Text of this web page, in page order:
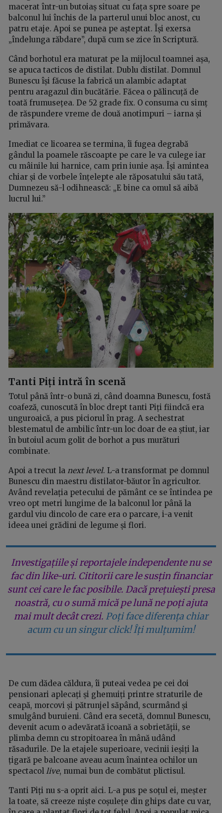
macerat într-un butoiaș situat cu fața spre soare pe
balconul lui închis de la parterul unui bloc anost, cu
patru etaje. Apoi se punea pe așteptat. Își exersa
„îndelunga răbdare”, după cum se zice în Scriptură.
Când borhotul era maturat pe la mijlocul toamnei așa,
se apuca tacticos de distilat. Dublu distilat. Domnul
Bunescu își făcuse la fabrică un alambic adaptat
pentru aragazul din bucătărie. Făcea o pălincuță de
toată frumusețea. De 52 grade fix. O consuma cu simț
de răspundere vreme de două anotimpuri – iarna și
primăvara.
Imediat ce licoarea se termina, îi fugea degrabă
gândul la poamele răscoapte pe care le va culege iar
cu mâinile lui harnice, cam prin iunie așa. Își amintea
chiar și de vorbele înțelepte ale răposatului său tată,
Dumnezeu să-l odihnească: „E bine ca omul să aibă
lucrul lui.”
Tanti Piți intră în scenă
Totul până într-o bună zi, când doamna Bunescu, fostă
coafeză, cunoscută în bloc drept tanti Piți fiindcă era
unguroaică, a pus piciorul în prag. A sechestrat
blestematul de ambilic într-un loc doar de ea știut, iar
în butoiul acum golit de borhot a pus murături
combinate.
Apoi a trecut la next level. L-a transformat pe domnul
Bunescu din maestru distilator-băutor în agricultor.
Având revelația petecului de pământ ce se întindea pe
vreo opt metri lungime de la balconul lor până la
gardul viu dincolo de care era o parcare, i-a venit
ideea unei grădini de legume și flori.
Investigațiile și reportajele independente nu se
fac din like-uri. Cititorii care le susțin financiar
sunt cei care le fac posibile. Dacă prețuiești presa
noastră, cu o sumă mică pe lună ne poți ajuta
mai mult decât crezi. Poți face diferența chiar
acum cu un singur click! Îți mulțumim!
De cum dădea căldura, îi puteai vedea pe cei doi
pensionari aplecați și ghemuiți printre straturile de
ceapă, morcovi și pătrunjel săpând, scurmând și
smulgând buruieni. Când era secetă, domnul Bunescu,
devenit acum o adevărată icoană a sobrietății, se
plimba demn cu stropitoarea în mână udând
răsadurile. De la etajele superioare, vecinii ieșiți la
țigară pe balcoane aveau acum înaintea ochilor un
spectacol live, numai bun de combătut plictisul.
Tanti Piți nu s-a oprit aici. L-a pus pe soțul ei, meșter
la toate, să creeze niște coșulețe din ghips date cu var,